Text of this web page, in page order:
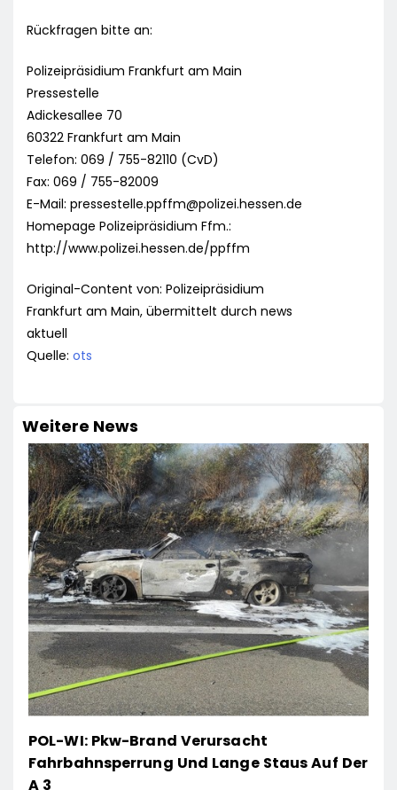
Rückfragen bitte an:
Polizeipräsidium Frankfurt am Main
Pressestelle
Adickesallee 70
60322 Frankfurt am Main
Telefon: 069 / 755-82110 (CvD)
Fax: 069 / 755-82009
E-Mail: pressestelle.ppffm@polizei.hessen.de
Homepage Polizeipräsidium Ffm.:
http://www.polizei.hessen.de/ppffm
Original-Content von: Polizeipräsidium
Frankfurt am Main, übermittelt durch news
aktuell
Quelle: ots
Weitere News
POL-WI: Pkw-Brand Verursacht
Fahrbahnsperrung Und Lange Staus Auf Der
A 3